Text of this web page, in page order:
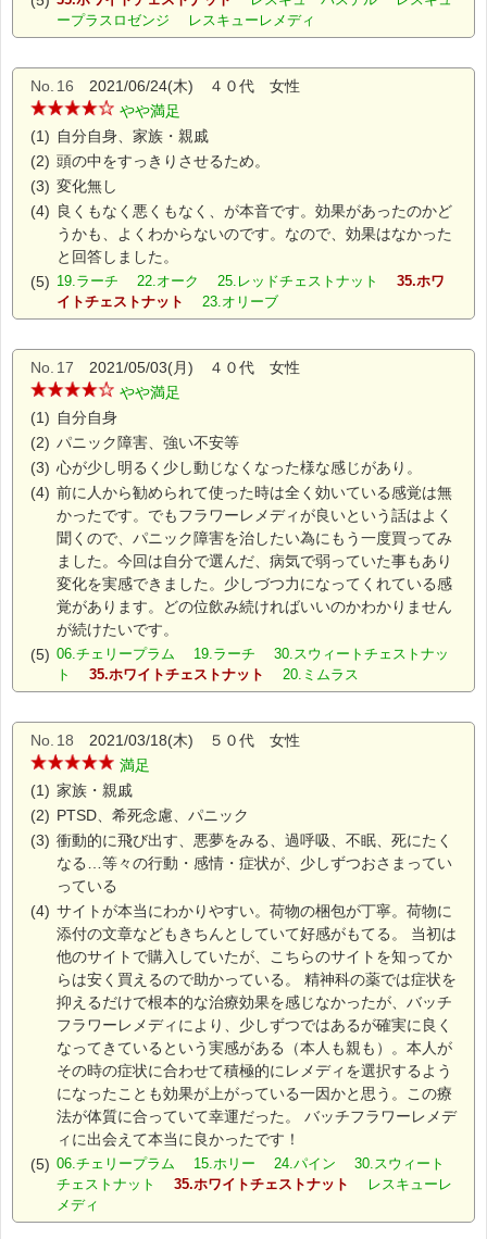
ープラスロゼンジ レスキューレメディ
No. 16 2021/06/24(木) ４０代 女性
やや満足
(1) 自分自身、家族・親戚
(2) 頭の中をすっきりさせるため。
(3) 変化無し
(4) 良くもなく悪くもなく、が本音です。効果があったのかど
うかも、よくわからないのです。なので、効果はなかった
と回答しました。
(5) 19.ラーチ 22.オーク 25.レッドチェストナット 35.ホワ
イトチェストナット
23.オリーブ
No. 17 2021/05/03(月) ４０代 女性
やや満足
(1) 自分自身
(2) パニック障害、強い不安等
(3) 心が少し明るく少し動じなくなった様な感じがあり。
(4) 前に人から勧められて使った時は全く効いている感覚は無
かったです。でもフラワーレメディが良いという話はよく
聞くので、パニック障害を治したい為にもう一度買ってみ
ました。今回は自分で選んだ、病気で弱っていた事もあり
変化を実感できました。少しづつ力になってくれている感
覚があります。どの位飲み続ければいいのかわかりません
が続けたいです。
(5) 06.チェリープラム 19.ラーチ 30.スウィートチェストナッ
ト 35.ホワイトチェストナット 20.ミムラス
No. 18 2021/03/18(木) ５０代 女性
満足
(1) 家族・親戚
(2) PTSD、希死念慮、パニック
(3) 衝動的に飛び出す、悪夢をみる、過呼吸、不眠、死にたく
なる…等々の行動・感情・症状が、少しずつおさまってい
っている
(4) サイトが本当にわかりやすい。荷物の梱包が丁寧。荷物に
添付の文章などもきちんとしていて好感がもてる。 当初は
他のサイトで購入していたが、こちらのサイトを知ってか
らは安く買えるので助かっている。 精神科の薬では症状を
抑えるだけで根本的な治療効果を感じなかったが、バッチ
フラワーレメディにより、少しずつではあるが確実に良く
なってきているという実感がある（本人も親も）。本人が
その時の症状に合わせて積極的にレメディを選択するよう
になったことも効果が上がっている一因かと思う。この療
法が体質に合っていて幸運だった。 バッチフラワーレメデ
ィに出会えて本当に良かったです！
(5) 06.チェリープラム 15.ホリー 24.パイン 30.スウィート
チェストナット 35.ホワイトチェストナット
レスキューレ
メディ